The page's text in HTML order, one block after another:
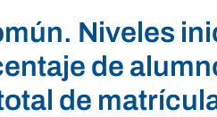
Niveles
de
de